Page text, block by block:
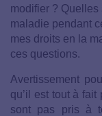
modifier ?
maladie pendant
mes droits en la
ces questions.
Avertissement
qu’il est tout à fait
sont pas pris à